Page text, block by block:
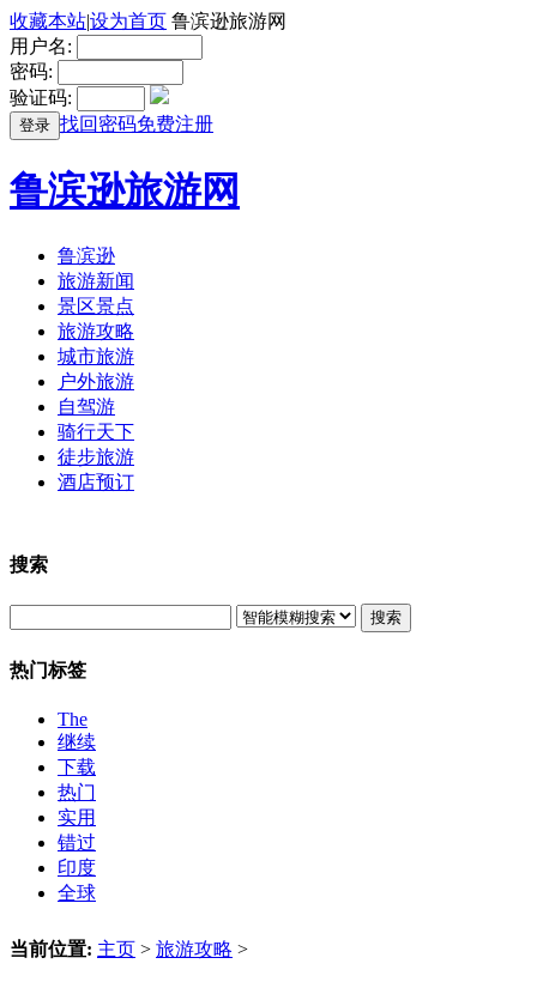
收藏本站|设为首页 鲁滨逊旅游网
用户名:
密码:
验证码:
登录 找回密码免费注册
鲁滨逊旅游网
鲁滨逊
旅游新闻
景区景点
旅游攻略
城市旅游
户外旅游
自驾游
骑行天下
徒步旅游
酒店预订
搜索
搜索
热门标签
The
继续
下载
热门
实用
错过
印度
全球
当前位置: 主页 > 旅游攻略 >